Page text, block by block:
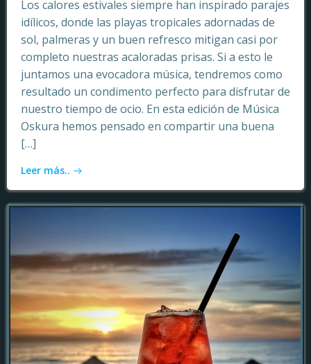
Los calores estivales siempre han inspirado parajes
idílicos, donde las playas tropicales adornadas de
sol, palmeras y un buen refresco mitigan casi por
completo nuestras acaloradas prisas. Si a esto le
juntamos una evocadora música, tendremos como
resultado un condimento perfecto para disfrutar de
nuestro tiempo de ocio. En esta edición de Música
Oskura hemos pensado en compartir una buena
[…]
Leer más..